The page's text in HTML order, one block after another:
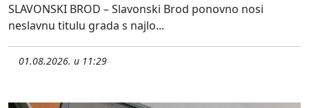
SLAVONSKI BROD – Slavonski Brod ponovno nosi
neslavnu titulu grada s najlo...
01.08.2026. u 11:29